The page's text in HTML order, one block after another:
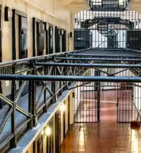
erkläre ich mich damit einverstanden,